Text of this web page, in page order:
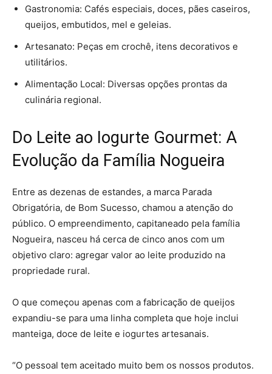
Gastronomia: Cafés especiais, doces, pães caseiros,
queijos, embutidos, mel e geleias.
Artesanato: Peças em crochê, itens decorativos e
utilitários.
Alimentação Local: Diversas opções prontas da
culinária regional.
Do Leite ao Iogurte Gourmet: A
Evolução da Família Nogueira
Entre as dezenas de estandes, a marca Parada
Obrigatória, de Bom Sucesso, chamou a atenção do
público. O empreendimento, capitaneado pela família
Nogueira, nasceu há cerca de cinco anos com um
objetivo claro: agregar valor ao leite produzido na
propriedade rural.
O que começou apenas com a fabricação de queijos
expandiu-se para uma linha completa que hoje inclui
manteiga, doce de leite e iogurtes artesanais.
“O pessoal tem aceitado muito bem os nossos produtos.